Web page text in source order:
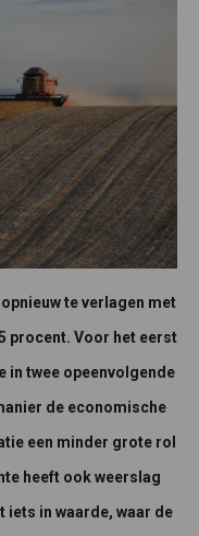
te verlagen met
procent. Voor het eerst
in twee opeenvolgende
de economische
een minder grote rol
heeft ook weerslag
iets in waarde, waar de